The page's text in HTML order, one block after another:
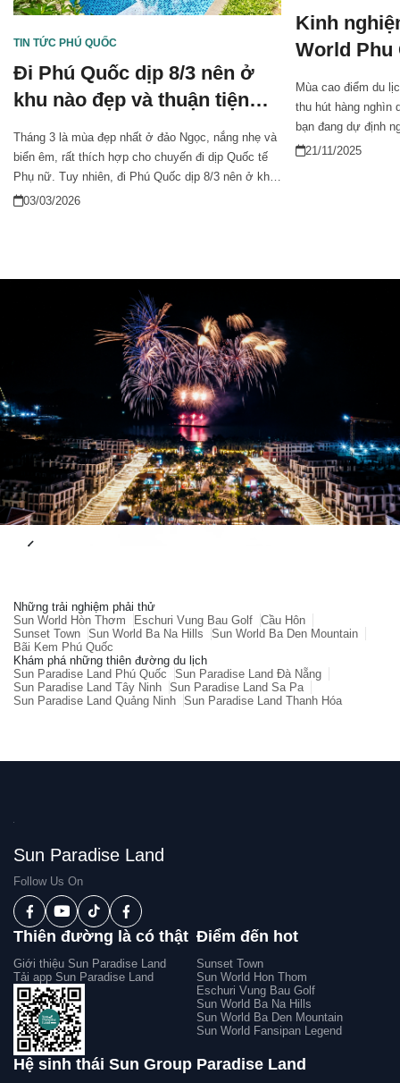
TIN TỨC PHÚ QUỐC
Đi Phú Quốc dịp 8/3 nên ở
khu nào đẹp và thuận tiện
nhất?
Tháng 3 là mùa đẹp nhất ở đảo Ngọc, nắng nhẹ và
biển êm, rất thích hợp cho chuyến đi dịp Quốc tế
Phụ nữ. Tuy nhiên, đi Phú Quốc dịp 8/3 nên ở khu
nào để vừa lãng mạn, vừa thuận tiện vui chơi? Tùy
03/03/2026
Kinh
World Phu
cao điểm
Mùa cao điểm du
thu hút hàng nghìn
bạn đang dự định
chuẩn bị sớm và
21/11/2025
Những trải nghiệm phải thử
Sun World Hòn Thơm
Eschuri Vung Bau Golf Cầu Hôn
Sunset Town Sun World Ba Na Hills
Sun World Ba Den Mountain
Bãi Kem Phú Quốc
Khám phá những thiên đường du lịch
Sun Paradise Land Phú Quốc
Sun Paradise Land Đà Nẵng
Sun Paradise Land Tây Ninh Sun Paradise Land Sa Pa
Sun Paradise Land Quảng Ninh Sun Paradise Land Thanh Hóa
Sun Paradise Land
Follow Us On
Thiên đường là có thật
Giới thiệu Sun Paradise Land
Tải app Sun Paradise Land
Điểm đến hot
Sunset Town
Sun World Hon Thom
Eschuri Vung Bau Golf
Sun World Ba Na Hills
Sun World Ba Den Mountain
Sun World Fansipan Legend
Hệ sinh thái Sun Group Paradise Land